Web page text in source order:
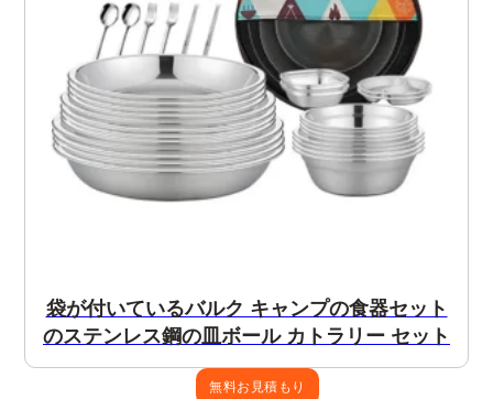
袋が付いているバルク キャンプの食器セット
のステンレス鋼の皿ボール カトラリー セット
無料お見積もり